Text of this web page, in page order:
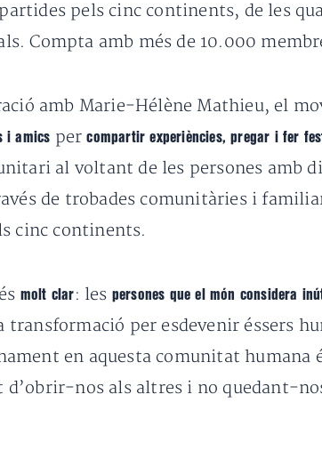
pels cinc continents, de les
Compta amb més de 10.000
amb Marie-Hélène Mathieu, el
i amics percompartir experiències, pregar i fer
al voltant de les persones amb
de trobades comunitàries i
cinc continents.
molt clar : les persones que el món considera
per esdevenir éssers
en aquesta comunitat
nos als altres i no quedant-